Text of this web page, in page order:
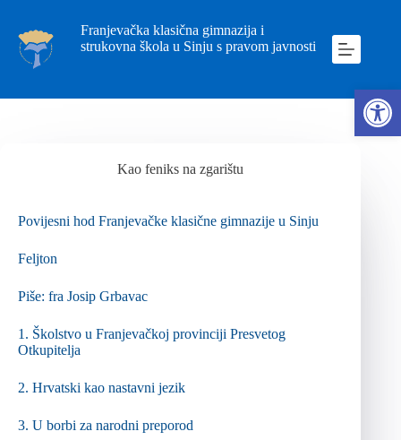
Franjevačka klasična gimnazija i
strukovna škola u Sinju s pravom javnosti
Kao feniks na zgarištu
Povijesni hod Franjevačke klasične gimnazije u Sinju
Feljton
Piše: fra Josip Grbavac
1. Školstvo u Franjevačkoj provinciji Presvetog
Otkupitelja
2. Hrvatski kao nastavni jezik
3. U borbi za narodni preporod